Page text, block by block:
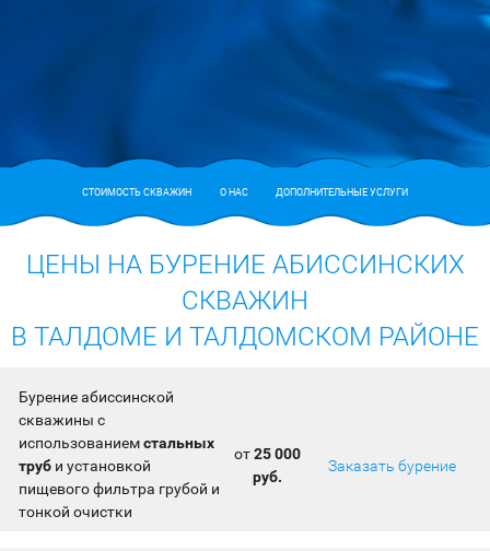
СТОИМОСТЬ СКВАЖИН О НАС ДОПОЛНИТЕЛЬНЫЕ УСЛУГИ
ЦЕНЫ НА БУРЕНИЕ АБИССИНСКИХ
СКВАЖИН
В ТАЛДОМЕ И ТАЛДОМСКОМ РАЙОНЕ
Бурение абиссинской
скважины с
использованиемстальных
труби установкой
пищевого фильтра грубой и
тонкой очистки
от25 000
руб.
Заказать бурение